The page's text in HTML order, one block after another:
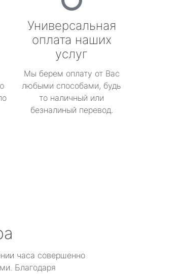
Универсальная
оплата наших
услуг
Мы берем оплату от Вас
любыми способами, будь
то наличный или
безналиный перевод.
часа совершенно
Благодаря